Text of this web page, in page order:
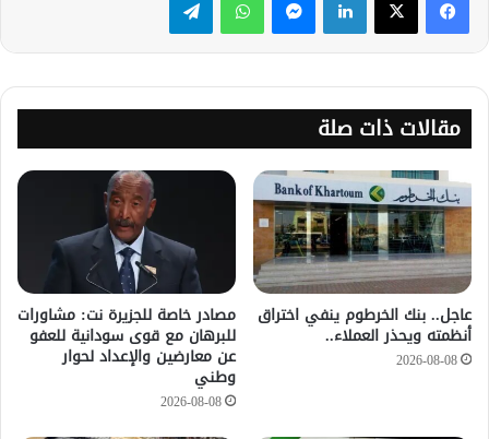
مقالات ذات صلة
عاجل.. بنك الخرطوم ينفي اختراق
أنظمته ويحذر العملاء..
2026-08-08
مصادر خاصة للجزيرة نت: مشاورات
للبرهان مع قوى سودانية للعفو
عن معارضين والإعداد لحوار
وطني
2026-08-08